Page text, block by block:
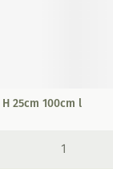
25cm 100cm l